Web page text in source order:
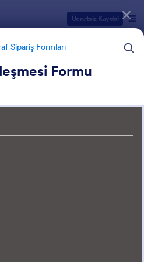
Ücretsiz Kaydol
Sipariş Formları
Formu
Formları